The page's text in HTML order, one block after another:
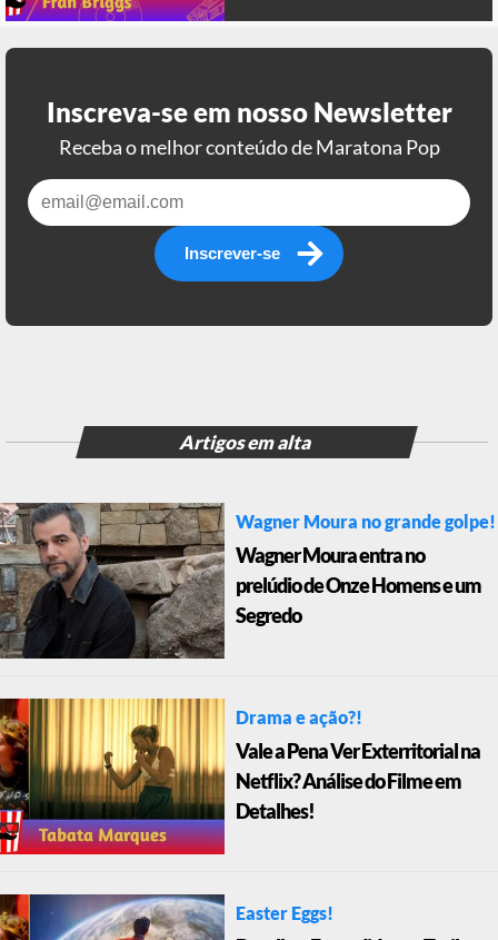
Inscreva-se em nosso Newsletter
Receba o melhor conteúdo de Maratona Pop
Inscrever-se
Artigos em alta
Wagner Moura no grande golpe!
Wagner Moura entra no
prelúdio de Onze Homens e um
Segredo
Drama e ação?!
Vale a Pena Ver Exterritorial na
Netflix? Análise do Filme em
Detalhes!
Easter Eggs!